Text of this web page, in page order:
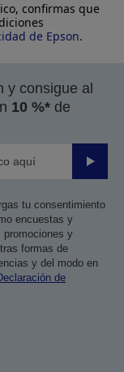
confirmas que
de Epson.
y consigue al
10 %* de
Enviar
tu consentimiento
encuestas y
promociones y
formas de
y del modo en
de